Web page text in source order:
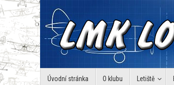
Skip
to
content
Skip
Úvodní stránka O klubu Letiště